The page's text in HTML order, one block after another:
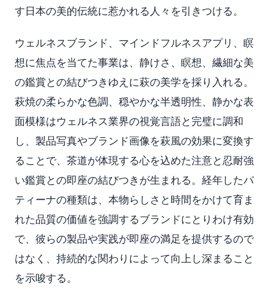
す日本の美的伝統に惹かれる人々を引きつける。
ウェルネスブランド、マインドフルネスアプリ、瞑
想に焦点を当てた事業は、静けさ、瞑想、繊細な美
の鑑賞との結びつきゆえに萩の美学を採り入れる。
萩焼の柔らかな色調、穏やかな半透明性、静かな表
面模様はウェルネス業界の視覚言語と完璧に調和
し、製品写真やブランド画像を萩風の効果に変換す
ることで、茶道が体現する心を込めた注意と忍耐強
い鑑賞との即座の結びつきが生まれる。経年したパ
ティーナの種類は、本物らしさと時間をかけて育ま
れた品質の価値を強調するブランドにとりわけ有効
で、彼らの製品や実践が即座の満足を提供するので
はなく、持続的な関わりによって向上し深まること
を示唆する。